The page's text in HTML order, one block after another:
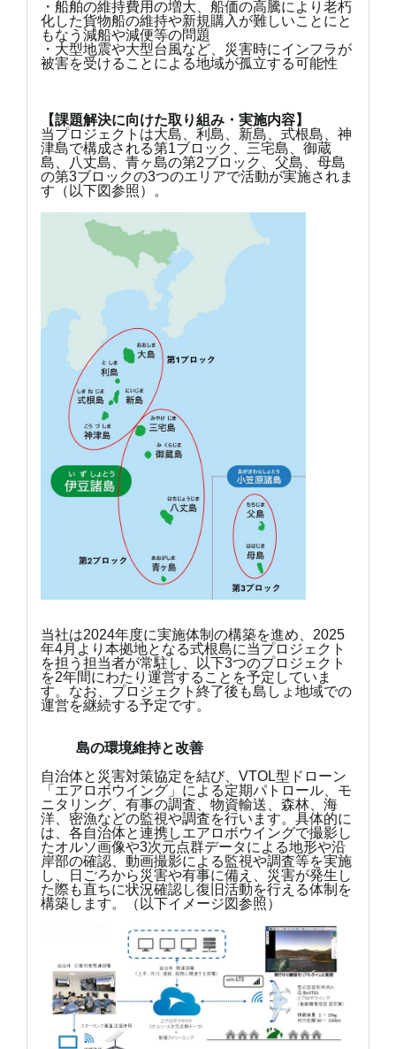
・船舶の維持費用の増大、船価の高騰により老朽
化した貨物船の維持や新規購入が難しいことにと
もなう減船や減便等の問題
・大型地震や大型台風など、災害時にインフラが
被害を受けることによる地域が孤立する可能性
【課題解決に向けた取り組み・実施内容】
当プロジェクトは大島、利島、新島、式根島、神
津島で構成される第1ブロック、三宅島、御蔵
島、八丈島、青ヶ島の第2ブロック、父島、母島
の第3ブロックの3つのエリアで活動が実施されま
す（以下図参照）。
当社は2024年度に実施体制の構築を進め、2025
年4月より本拠地となる式根島に当プロジェクト
を担う担当者が常駐し、以下3つのプロジェクト
を2年間にわたり運営することを予定していま
す。なお、プロジェクト終了後も島しょ地域での
運営を継続する予定です。
島の環境維持と改善
自治体と災害対策協定を結び、VTOL型ドローン
「エアロボウイング」による定期パトロール、モ
ニタリング、有事の調査、物資輸送、森林、海
洋、密漁などの監視や調査を行います。具体的に
は、各自治体と連携しエアロボウイングで撮影し
たオルソ画像や3次元点群データによる地形や沿
岸部の確認、動画撮影による監視や調査等を実施
し、日ごろから災害や有事に備え、災害が発生し
た際も直ちに状況確認し復旧活動を行える体制を
構築します。（以下イメージ図参照）